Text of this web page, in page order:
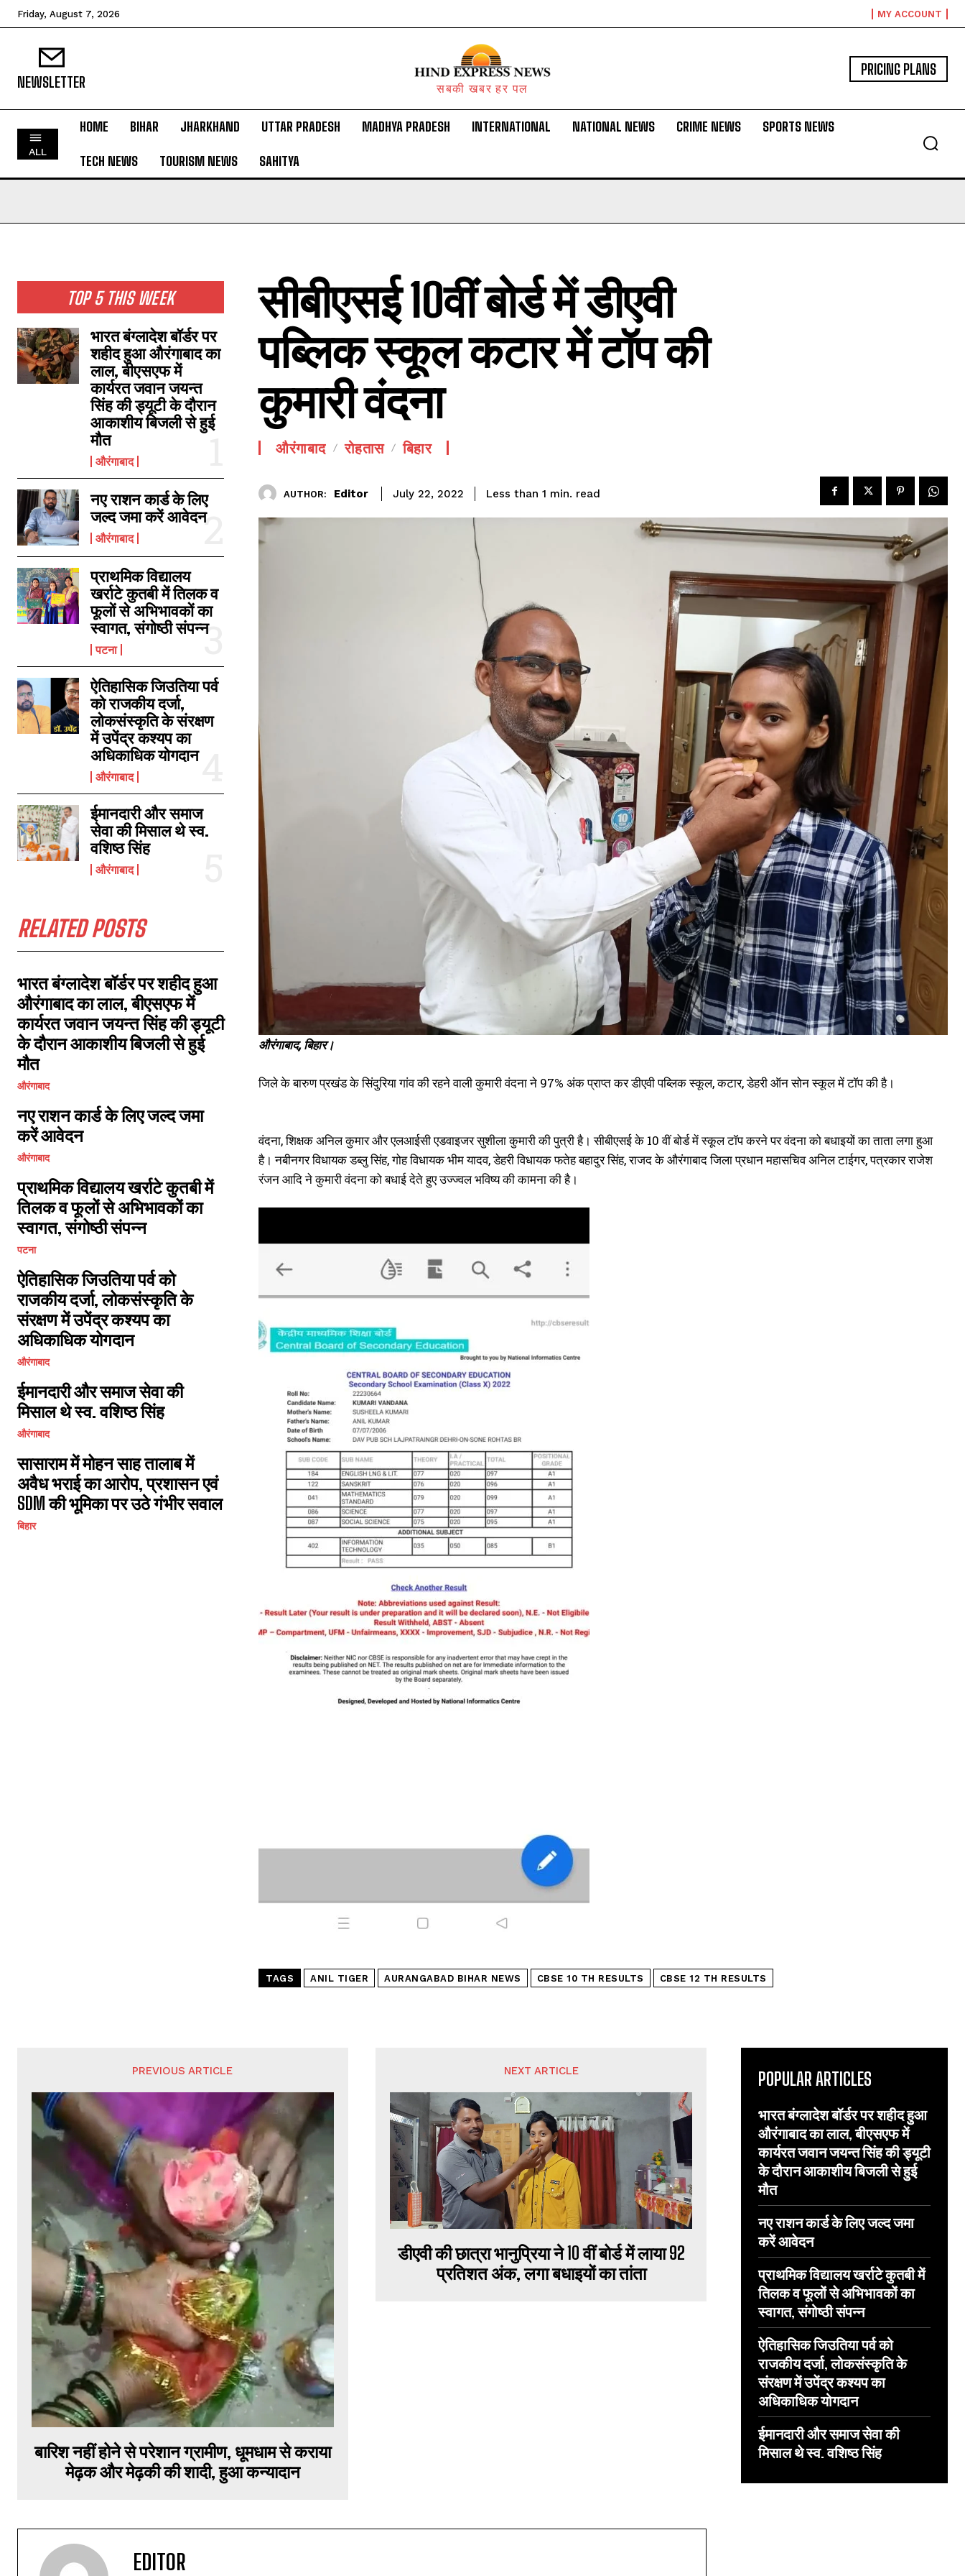
I WANT IN
I've read and accept thePrivacy Policy.
BIHAR
NATIONAL NEWS
CRIME NEWS
SPORTS NEWS
TECH NEWS
TOURISM NEWS
डीएवी की छात्रा भानुप्रिया ने 10 वीं बोर्ड में लाया 92 प्रतिशत अंक, लगा बधाइयों का
तांता
July 23, 2022
बिहार बोर्ड मैट्रिक परीक्षा में रितु ने किया कमाल, 485 अंक लाकर राज्य में लाया छठा
देर बताकर परीक्षा केंद्र में प्रवेश करने से रोक, नाराज परीक्षार्थियों ने किया सड़क जाम
May 16, 2023
In "बिहार"
Friday, August 7, 2026 MY ACCOUNT
NEWSLETTER सबकी खबर हर पल
PRICING PLANS
ALL
HOME BIHAR JHARKHAND UTTAR PRADESH MADHYA PRADESH INTERNATIONAL NATIONAL NEWS CRIME NEWS SPORTS NEWS
TECH NEWS TOURISM NEWS SAHITYA
TOP 5 THIS WEEK
भारत बंग्लादेश बॉर्डर पर
शहीद हुआ औरंगाबाद का
लाल, बीएसएफ में
कार्यरत जवान जयन्त
सिंह की ड्यूटी के दौरान
आकाशीय बिजली से हुई
मौत
औरंगाबाद
नए राशन कार्ड के लिए
जल्द जमा करें आवेदन
औरंगाबाद
प्राथमिक विद्यालय
खर्राटे कुतबी में तिलक व
फूलों से अभिभावकों का
स्वागत, संगोष्ठी संपन्न
पटना
ऐतिहासिक जिउतिया पर्व
को राजकीय दर्जा,
लोकसंस्कृति के संरक्षण
में उपेंद्र कश्यप का
अधिकाधिक योगदान
औरंगाबाद
ईमानदारी और समाज
सेवा की मिसाल थे स्व.
वशिष्ठ सिंह
औरंगाबाद
RELATED POSTS
भारत बंग्लादेश बॉर्डर पर शहीद हुआ
औरंगाबाद का लाल, बीएसएफ में
कार्यरत जवान जयन्त सिंह की ड्यूटी
के दौरान आकाशीय बिजली से हुई
मौत
औरंगाबाद
नए राशन कार्ड के लिए जल्द जमा
करें आवेदन
औरंगाबाद
प्राथमिक विद्यालय खर्राटे कुतबी में
तिलक व फूलों से अभिभावकों का
स्वागत, संगोष्ठी संपन्न
पटना
ऐतिहासिक जिउतिया पर्व को
राजकीय दर्जा, लोकसंस्कृति के
संरक्षण में उपेंद्र कश्यप का
अधिकाधिक योगदान
औरंगाबाद
ईमानदारी और समाज सेवा की
मिसाल थे स्व. वशिष्ठ सिंह
औरंगाबाद
सासाराम में मोहन साह तालाब में
अवैध भराई का आरोप, प्रशासन एवं
SDM की भूमिका पर उठे गंभीर सवाल
बिहार
सीबीएसई 10वीं बोर्ड में डीएवी
पब्लिक स्कूल कटार में टॉप की
कुमारी वंदना
औरंगाबाद रोहतास बिहार
AUTHOR: Editor July 22, 2022 Less than 1 min. read
औरंगाबाद, बिहार।
जिले के बारुण प्रखंड के सिंदुरिया गांव की रहने वाली कुमारी वंदना ने 97% अंक प्राप्त कर डीएवी पब्लिक स्कूल, कटार, डेहरी ऑन सोन स्कूल में टॉप की है।
वंदना, शिक्षक अनिल कुमार और एलआईसी एडवाइजर सुशीला कुमारी की पुत्री है। सीबीएसई के 10 वीं बोर्ड में स्कूल टॉप करने पर वंदना को बधाइयों का ताता लगा हुआ
है। नबीनगर विधायक डब्लु सिंह, गोह विधायक भीम यादव, डेहरी विधायक फतेह बहादुर सिंह, राजद के औरंगाबाद जिला प्रधान महासचिव अनिल टाईगर, पत्रकार राजेश
रंजन आदि ने कुमारी वंदना को बधाई देते हुए उज्ज्वल भविष्य की कामना की है।
TAGS ANIL TIGER AURANGABAD BIHAR NEWS CBSE 10 TH RESULTS CBSE 12 TH RESULTS
PREVIOUS ARTICLE
बारिश नहीं होने से परेशान ग्रामीण, धूमधाम से कराया
मेढ़क और मेढ़की की शादी, हुआ कन्यादान
NEXT ARTICLE
डीएवी की छात्रा भानुप्रिया ने 10 वीं बोर्ड में लाया 92
प्रतिशत अंक, लगा बधाइयों का तांता
EDITOR
POPULAR ARTICLES
भारत बंग्लादेश बॉर्डर पर शहीद हुआ
औरंगाबाद का लाल, बीएसएफ में
कार्यरत जवान जयन्त सिंह की ड्यूटी
के दौरान आकाशीय बिजली से हुई
मौत
नए राशन कार्ड के लिए जल्द जमा
करें आवेदन
प्राथमिक विद्यालय खर्राटे कुतबी में
तिलक व फूलों से अभिभावकों का
स्वागत, संगोष्ठी संपन्न
ऐतिहासिक जिउतिया पर्व को
राजकीय दर्जा, लोकसंस्कृति के
संरक्षण में उपेंद्र कश्यप का
अधिकाधिक योगदान
ईमानदारी और समाज सेवा की
मिसाल थे स्व. वशिष्ठ सिंह